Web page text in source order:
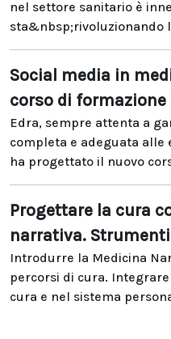
nel settore sanitario è
sta&nbsp;rivoluzionando
Social media in
corso di formazione
Edra, sempre attenta a
completa e adeguata alle
ha progettato il nuovo
Progettare la cura
narrativa.
Introdurre la Medicina
percorsi di cura.
cura e nel sistema